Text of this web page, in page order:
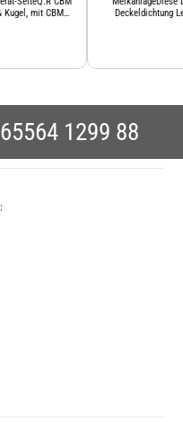
mit CBM
Arbeitsgerät-
Länge
Ø
Deckeldichtung
Dichtung,Außen
1299 88